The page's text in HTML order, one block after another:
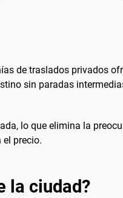
de traslados privados
sin paradas
lo que elimina la
precio.
la ciudad?